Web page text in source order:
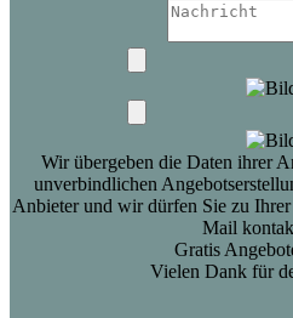
Wir übergeben die Daten ihrer
unverbindlichen
Anbieter und wir dürfen Sie zu
Mail
Gratis
Vielen Dank für